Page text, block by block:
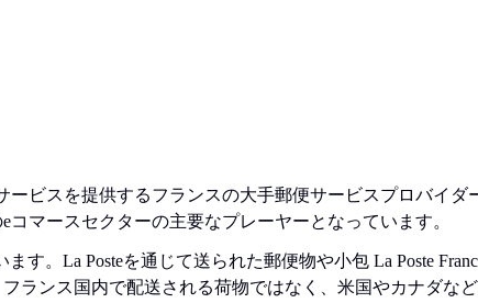
ービスを提供するフランスの大手郵便サービスプロバイ
マースセクターの主要なプレーヤーとなっています。
ます。La Posteを通じて送られた郵便物や小包 La Poste
ランス国内で配送される荷物ではなく、米国やカナダな